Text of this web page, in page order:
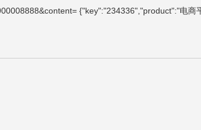
{"key":"234336","product":"电商